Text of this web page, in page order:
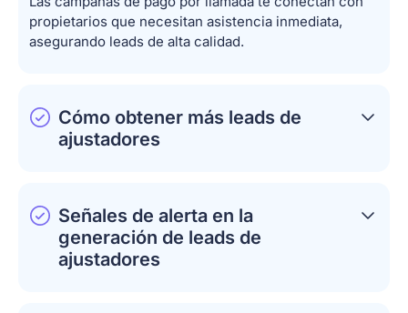
propietarios que necesitan asistencia inmediata,
asegurando leads de alta calidad.
Cómo obtener más leads de
ajustadores
Señales de alerta en la
generación de leads de
ajustadores